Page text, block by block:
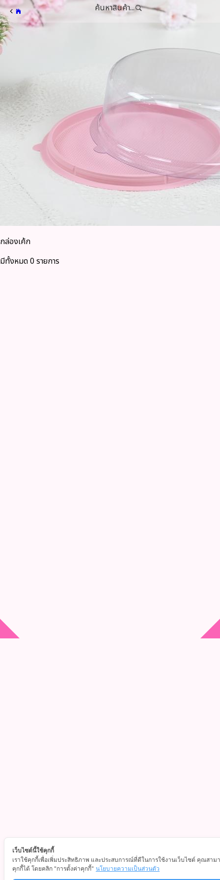
ค้นหาสินค้า...
กล่องเค้ก
มีทั้งหมด 0 รายการ
เว็บไซต์นี้ใช้คุกกี้
เราใช้คุกกี้เพื่อเพิ่มประสิทธิภาพ และประสบการณ์ที่ดีในการใช้งานเว็บไซต์ คุณสาม
คุกกี้ได้ โดยคลิก "การตั้งค่าคุกกี้" นโยบายความเป็นส่วนตัว